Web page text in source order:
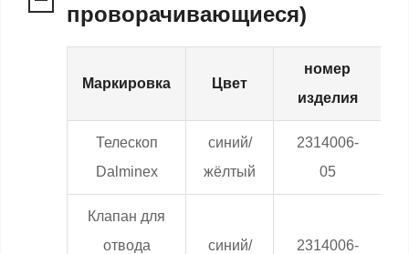
проворачивающиеся)
Маркировка Цвет
номер
изделия
Телескоп
Dalminex
синий/
жёлтый
2314006-
05
Клапан для
отвода
синий/
2314006-